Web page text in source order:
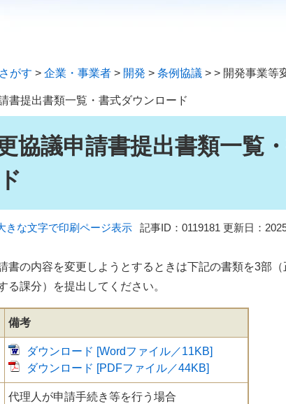
がす > 企業・事業者 > 開発 > 条例協議 > > 開発事業等
書提出書類一覧・書式ダウンロード
協議申請書提出書類一覧
きな文字で印刷ページ表示 記事ID：0119181 更新日：
書の内容を変更しようとするときは下記の書類を3部（
課分）を提出してください。
備考
ダウンロード [Wordファイル／11KB]
ダウンロード [PDFファイル／44KB]
代理人が申請手続き等を行う場合